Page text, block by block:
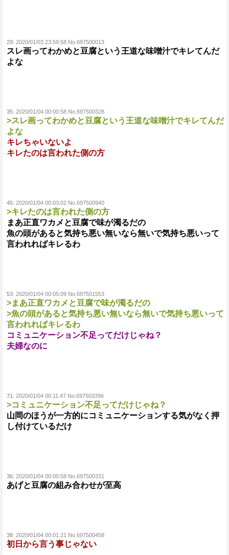
29: 2020/01/03 23:59:58 No.697500013
スレ画ってわかめと豆腐という王道な味噌汁でキレてんだ
よな
35: 2020/01/04 00:00:58 No.697500328
>スレ画ってわかめと豆腐という王道な味噌汁でキレてんだ
よな
キレちゃいないよ
キレたのは言われた側の方
45: 2020/01/04 00:03:02 No.697500940
>キレたのは言われた側の方
まあ正直ワカメと豆腐で味が濁るだの
魚の頭があると気持ち悪い無いなら無いで気持ち悪いって
言われればキレるわ
53: 2020/01/04 00:05:09 No.697501553
>まあ正直ワカメと豆腐で味が濁るだの
>魚の頭があると気持ち悪い無いなら無いで気持ち悪いって
言われればキレるわ
コミュニケーション不足ってだけじゃね？
夫婦なのに
71: 2020/01/04 00:11:47 No.697503396
>コミュニケーション不足ってだけじゃね？
山岡のほうが一方的にコミュニケーションする気がなく押
し付けているだけ
36: 2020/01/04 00:00:58 No.697500331
あげと豆腐の組み合わせが至高
38: 2020/01/04 00:01:21 No.697500458
初日から言う事じゃない